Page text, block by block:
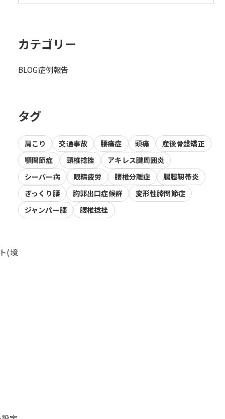
(境
カテゴリー
BLOG症例報告
タグ
肩こり 交通事故 腰痛症 頭痛
産後骨盤矯正
顎関節症
頸椎捻挫
アキレス腱周囲炎
シーバー病
眼精疲労 腰椎分離症
腸脛靭帯炎
ぎっくり腰
胸郭出口症候群
変形性膝関節症
ジャンパー膝
腰椎捻挫